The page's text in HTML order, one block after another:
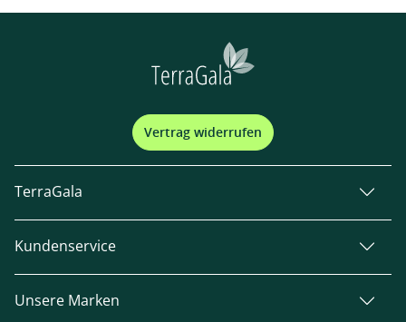
Vertrag widerrufen
TerraGala
Kundenservice
Unsere Marken